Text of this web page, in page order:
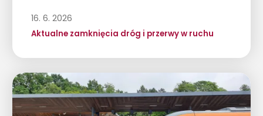
16. 6. 2026
Aktualne zamknięcia dróg i przerwy w ruchu